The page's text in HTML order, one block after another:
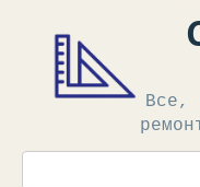
контенту
Все,
Поиск: